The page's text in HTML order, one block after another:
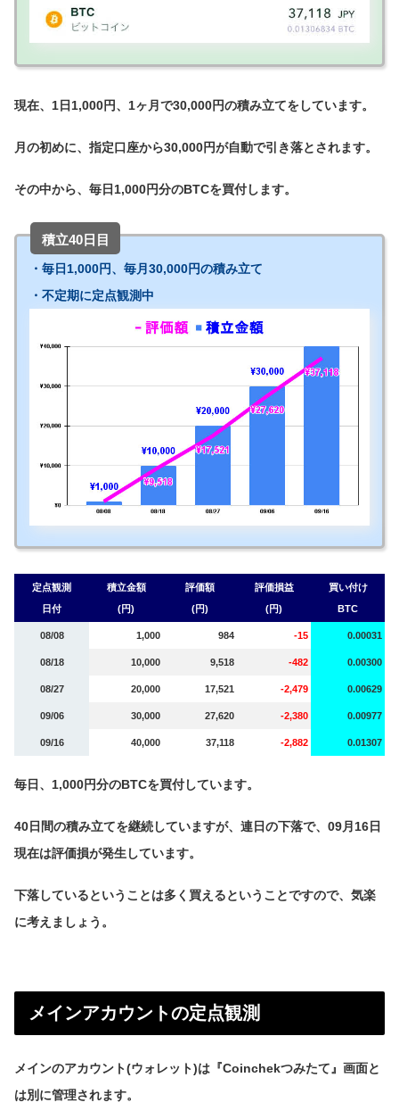
現在、1日1,000円、1ヶ月で30,000円の積み立てをしています。
月の初めに、指定口座から30,000円が自動で引き落とされます。
その中から、毎日1,000円分のBTCを買付します。
積立40日目
・毎日1,000円、毎月30,000円の積み立て
・不定期に定点観測中
定点観測
日付
積立金額
(円)
評価額
(円)
評価損益
(円)
買い付け
BTC
08/08 1,000 984 -15 0.00031
08/18 10,000 9,518 -482 0.00300
08/27 20,000 17,521 -2,479 0.00629
09/06 30,000 27,620 -2,380 0.00977
09/16 40,000 37,118 -2,882 0.01307
毎日、1,000円分のBTCを買付しています。
40日間の積み立てを継続していますが、連日の下落で、09月16日
現在は評価損が発生しています。
下落しているということは多く買えるということですので、気楽
に考えましょう。
メインアカウントの定点観測
メインのアカウント(ウォレット)は『Coinchekつみたて』画面と
は別に管理されます。